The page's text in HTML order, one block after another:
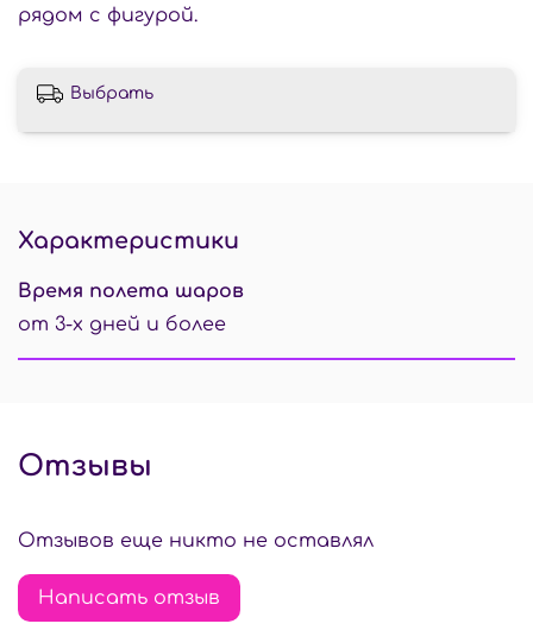
рядом с фигурой.
Выбрать
Характеристики
Время полета шаров
от 3-х дней и более
Отзывы
Отзывов еще никто не оставлял
Написать отзыв